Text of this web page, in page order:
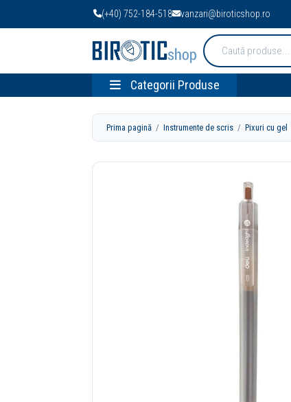
(+40) 752-184-518 vanzari@biroticshop.ro
Cauta
produse:
Categorii Produse
Prima pagină /Instrumente de scris /Pixuri cu gel